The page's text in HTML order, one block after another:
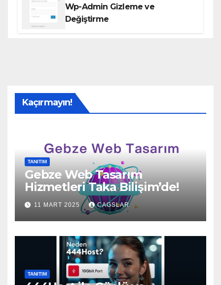
Wp-Admin Gizleme ve
Değiştirme
Kaçırmayın!
TANITIM
Gebze Web Tasarım
Hizmetleri Taka Bilişim’de!
11 MART 2025 CAGSLAR
TANITIM